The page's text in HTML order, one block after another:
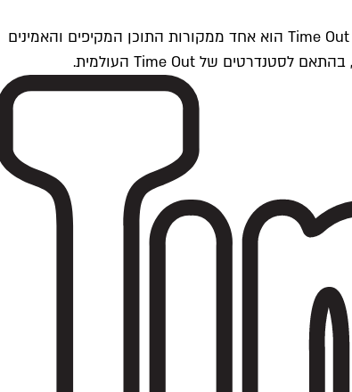
Time Outתל אביב הוא חלק מרשת Time Out Global — רשת מדיה בינלאומית הפועלת ב-360 ערים מרכזיות וב-60 מדינות ברחבי העולם. Time Out הוא אחד ממקורות התוכן המקיפים והאמינים